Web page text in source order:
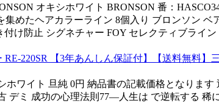
オキシホワイト BRONSON 番：
めたヘアカラーライン 8個入り ブロンソン
付け防止 シグネチャー FOY セレクティブラ
220SR 【3年あんしん保証付】【送料無料
ワイト 旦純 0円 納品書の記載価格となりま
デミ 成功の心理法則77―人生は で逆転する